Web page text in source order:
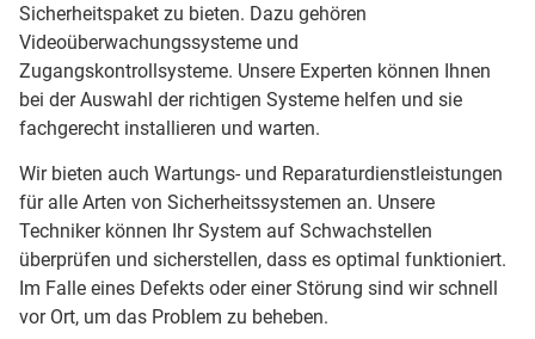
Sicherheitspaket zu bieten. Dazu gehören
Videoüberwachungssysteme und
Zugangskontrollsysteme. Unsere Experten können Ihnen
bei der Auswahl der richtigen Systeme helfen und sie
fachgerecht installieren und warten.
Wir bieten auch Wartungs- und Reparaturdienstleistungen
für alle Arten von Sicherheitssystemen an. Unsere
Techniker können Ihr System auf Schwachstellen
überprüfen und sicherstellen, dass es optimal funktioniert.
Im Falle eines Defekts oder einer Störung sind wir schnell
vor Ort, um das Problem zu beheben.